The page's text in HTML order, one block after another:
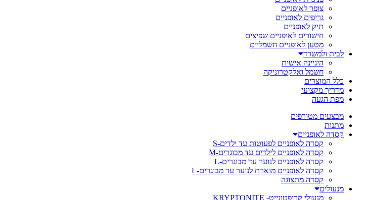
צופר לאופניים
גריפים לאופניים
תיק לאופניים
חישורים לאופניים שפיצים
מטען לאופניים חשמליים
לבית ולמשרד
היגיינה אישית
חשמל ואלקטרוניקה
כלל המוצרים
מדריך מקצועי
מפת הגעה
מבצעים מטורפים
מתנות
קסדה לאופניים
קסדה לאופניים לפעוטות עד ילדים-S
קסדה לאופניים לילדים עד מבוגרים-M
קסדה לאופניים לנוער עד מבוגרים-L
קסדה לאופניים מוארת לנוער עד מבוגרים-L
קסדה מתצוגה
מנעולים
מנעולי קריפטונייט- KRYPTONITE